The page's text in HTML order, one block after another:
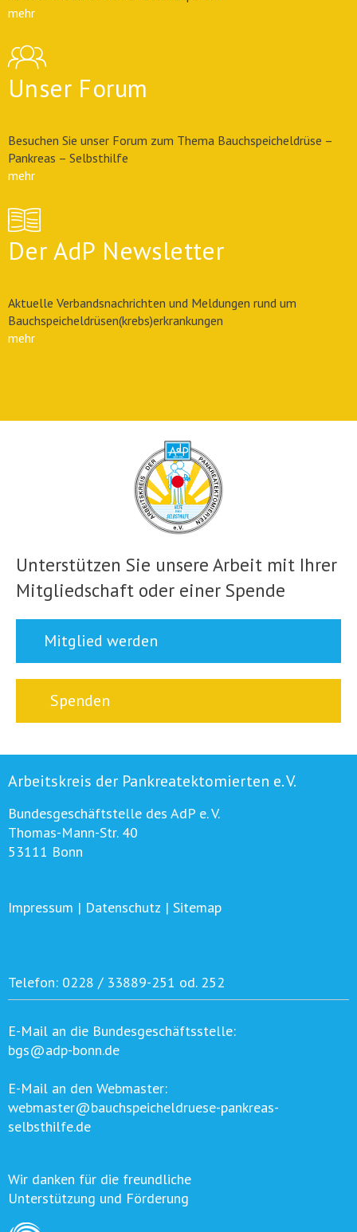
mehr
Unser Forum
Besuchen Sie unser Forum zum Thema Bauchspeicheldrüse –
Pankreas – Selbsthilfe
mehr
Der AdP Newsletter
Aktuelle Verbandsnachrichten und Meldungen rund um
Bauchspeicheldrüsen(krebs)erkrankungen
mehr
Unterstützen Sie unsere Arbeit mit Ihrer
Mitgliedschaft oder einer Spende
Mitglied werden
Spenden
Arbeitskreis der Pankreatektomierten e. V.
Bundesgeschäftstelle des AdP e. V.
Thomas-Mann-Str. 40
53111 Bonn
Impressum | Datenschutz | Sitemap
Telefon: 0228 / 33889-251 od. 252
E-Mail an die Bundesgeschäftsstelle:
bgs@adp-bonn.de
E-Mail an den Webmaster:
webmaster@bauchspeicheldruese-pankreas-
selbsthilfe.de
Wir danken für die freundliche
Unterstützung und Förderung